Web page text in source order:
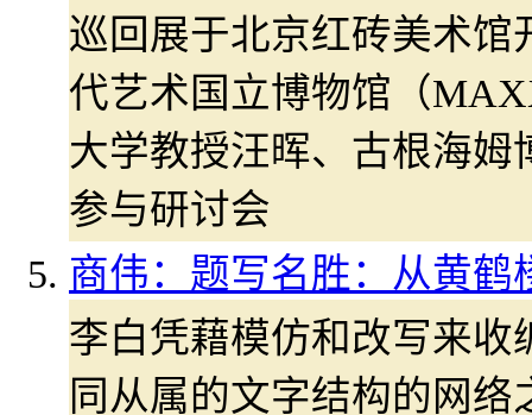
巡回展于北京红砖美术馆
代艺术国立博物馆（
大学教授汪晖、古根海
参与研讨会
商伟：题写名胜：从黄鹤
李白凭藉模仿和改写来
同从属的文字结构的网